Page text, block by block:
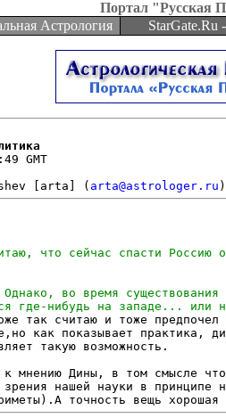
Портал "Русская
Астрология
StarGate.Ru
[arta] ( arta@astrologer.ru
так считаю и тоже предпочел
как показывает практика,
такую возможность.
к мнению Дины, в том смысле
нашей науки в принципе